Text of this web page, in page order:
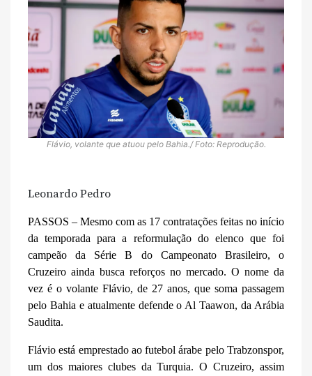
Flávio, volante que atuou pelo Bahia./ Foto: Reprodução.
Leonardo Pedro
PASSOS – Mesmo com as 17 contratações feitas no início
da temporada para a reformulação do elenco que foi
campeão da Série B do Campeonato Brasileiro, o
Cruzeiro ainda busca reforços no mercado. O nome da
vez é o volante Flávio, de 27 anos, que soma passagem
pelo Bahia e atualmente defende o Al Taawon, da Arábia
Saudita.
Flávio está emprestado ao futebol árabe pelo Trabzonspor,
um dos maiores clubes da Turquia. O Cruzeiro, assim